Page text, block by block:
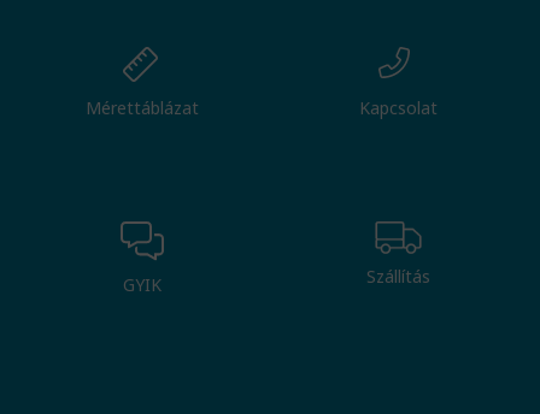
Mérettáblázat Kapcsolat
GYIK Szállítás